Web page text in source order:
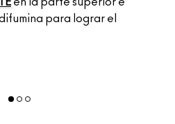
para lograr el